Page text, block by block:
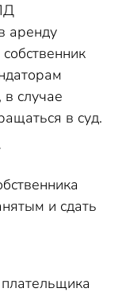
аренду
случае
в суд.
и сдать